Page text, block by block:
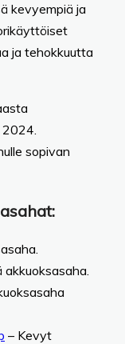
kevyempiä ja
ja tehokkuutta
2024.
sopivan
akkuoksasaha.
– Kevyt